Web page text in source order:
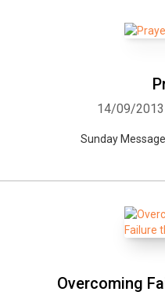
14/09/2013
Sunday
Overcoming